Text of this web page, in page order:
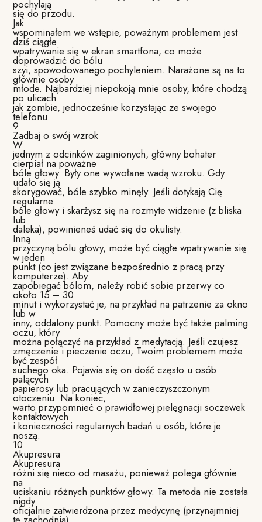
pochylają
się do przodu.
Jak
wspominałem we wstępie, poważnym problemem jest
dziś ciągłe
wpatrywanie się w ekran smartfona, co może
doprowadzić do bólu
szyi, spowodowanego pochyleniem. Narażone są na to
głównie osoby
młode. Najbardziej niepokoją mnie osoby, które chodzą
po ulicach
jak zombie, jednocześnie korzystając ze swojego
telefonu.
9
Zadbaj o swój wzrok
W
jednym z odcinków zaginionych, główny bohater
cierpiał na poważne
bóle głowy. Były one wywołane wadą wzroku. Gdy
udało się ją
skorygować, bóle szybko minęły. Jeśli dotykają Cię
regularne
bóle głowy i skarżysz się na rozmyte widzenie (z bliska
lub
daleka), powinieneś udać się do okulisty.
Inną
przyczyną bólu głowy, może być ciągłe wpatrywanie się
w jeden
punkt (co jest związane bezpośrednio z pracą przy
komputerze). Aby
zapobiegać bólom, należy robić sobie przerwy co
około 15 – 30
minut i wykorzystać je, na przykład na patrzenie za okno
lub w
inny, oddalony punkt. Pomocny może być także palming
oczu, który
można połączyć na przykład z medytacją. Jeśli czujesz
zmęczenie i pieczenie oczu, Twoim problemem może
być zespół
suchego oka. Pojawia się on dość często u osób
palących
papierosy lub pracujących w zanieczyszczonym
otoczeniu. Na koniec,
warto przypomnieć o prawidłowej pielęgnacji soczewek
kontaktowych
i konieczności regularnych badań u osób, które je
noszą.
10
Akupresura
Akupresura
różni się nieco od masażu, ponieważ polega głównie
na
uciskaniu różnych punktów głowy. Ta metoda nie została
nigdy
oficjalnie zatwierdzona przez medycynę (przynajmniej